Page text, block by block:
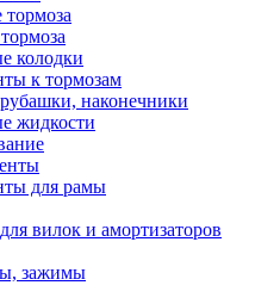
колодки
к тормозам
наконечники
жидкости
для рамы
вилок и амортизаторов
зажимы